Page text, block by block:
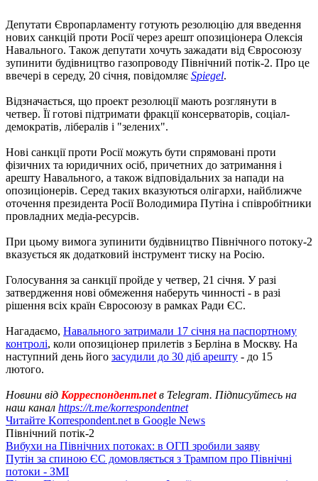
Депутати Європарламенту готують резолюцію для введення
нових санкцій проти Росії через арешт опозиціонера Олексія
Навального. Також депутати хочуть зажадати від Євросоюзу
зупинити будівництво газопроводу Північний потік-2. Про це
ввечері в середу, 20 січня, повідомляє Spiegel.
Відзначається, що проект резолюції мають розглянути в
четвер. Її готові підтримати фракції консерваторів, соціал-
демократів, лібералів і "зелених".
Нові санкції проти Росії можуть бути спрямовані проти
фізичних та юридичних осіб, причетних до затримання і
арешту Навального, а також відповідальних за напади на
опозиціонерів. Серед таких вказуються олігархи, найближче
оточення президента Росії Володимира Путіна і співробітники
провладних медіа-ресурсів.
При цьому вимога зупинити будівництво Північного потоку-2
вказується як додатковий інструмент тиску на Росію.
Голосування за санкції пройде у четвер, 21 січня. У разі
затвердження нові обмеження наберуть чинності - в разі
рішення всіх країн Євросоюзу в рамках Ради ЄС.
Нагадаємо, Навального затримали 17 січня на паспортному
контролі, коли опозиціонер прилетів з Берліна в Москву. На
наступний день його засудили до 30 діб арешту - до 15
лютого.
Новини від Корреспондент.netв Telegram. Підписуйтесь на
наш канал https://t.me/korrespondentnet
Читайте Korrespondent.net в Google News
Північний потік-2
Вибухи на Північних потоках: в ОГП зробили заяву
Путін за спиною ЄС домовляється з Трампом про Північні
потоки - ЗМІ